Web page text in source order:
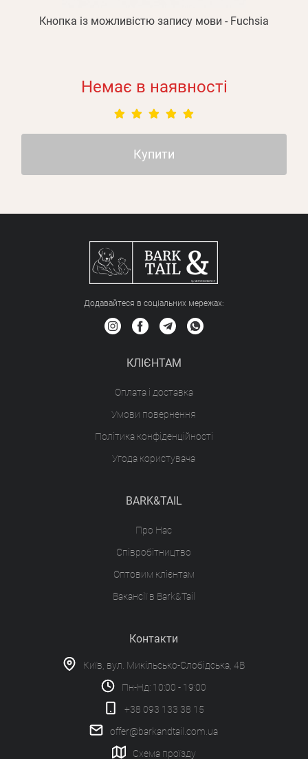
Кнопка із можливістю запису мови - Fuchsia
Немає в наявності
Купити
Додавайтеся в соціальних мережах:
КЛІЄНТАМ
Оплата і доставка
Умови повернення
Політика конфіденційності
Угода користувача
BARK&TAIL
Про Нас
Співробітництво
Оптовим клієнтам
Вакансії в Bark&Tail
Контакти
Київ, вул. Микільсько-Слобідська, 4В
Пн-Нд: 10:00 - 19:00
+38 093 133 38 15
offer@barkandtail.com.ua
Схема проїзду